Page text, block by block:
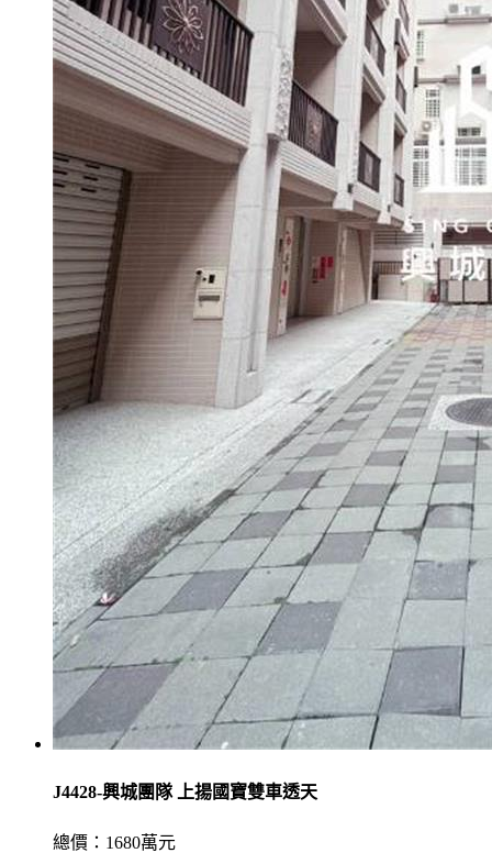
J4428-興城團隊 上揚國寶雙車透天
總價：1680萬元